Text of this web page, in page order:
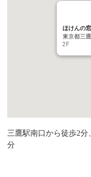
ほけんの
東京都三
2F
三鷹駅南口から徒歩2
分